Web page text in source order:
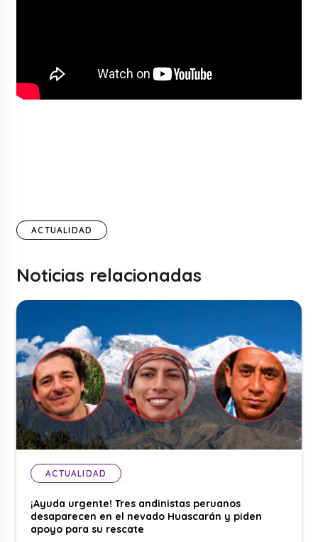
ACTUALIDAD
Noticias relacionadas
ACTUALIDAD
¡Ayuda urgente! Tres andinistas peruanos
desaparecen en el nevado Huascarán y piden
apoyo para su rescate